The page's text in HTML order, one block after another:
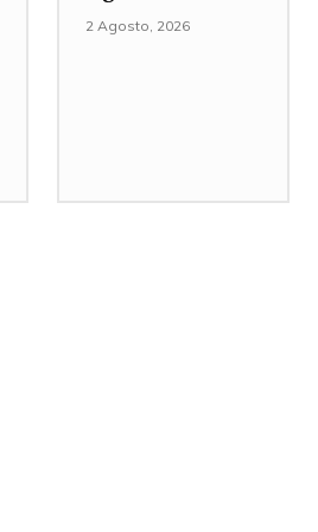
2 Agosto, 2026